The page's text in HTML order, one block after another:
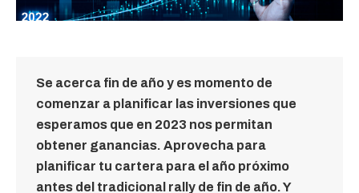
Se acerca fin de año y es momento de
comenzar a planificar las inversiones que
esperamos que en 2023 nos permitan
obtener ganancias. Aprovecha para
planificar tu cartera para el año próximo
antes del tradicional rally de fin de año. Y